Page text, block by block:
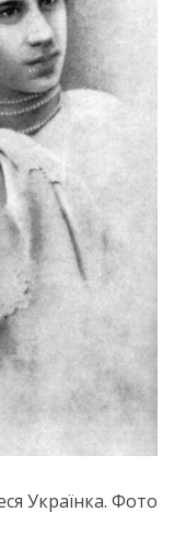
Українка. Фото